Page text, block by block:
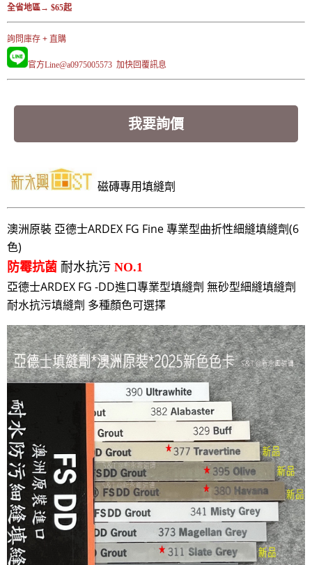
全省地區→ $65起
詢問庫存 + 直購
官方Line@a0975005573 加快回覆訊息
我要詢價
磁磚專用填縫劑
澳洲原裝 亞德士ARDEX FG Fine 專業型曲折性細縫填縫劑(6
色)
防霉抗菌 耐水抗污 NO.1
亞德士ARDEX FG -DD進口專業型填縫劑 無砂型細縫填縫劑
耐水抗污填縫劑 多種顏色可選擇